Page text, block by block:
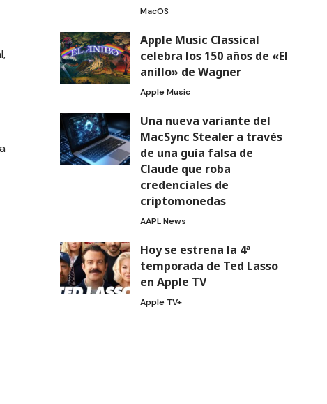
MacOS
Apple Music Classical
celebra los 150 años de «El
anillo» de Wagner
Apple Music
Una nueva variante del
MacSync Stealer a través
de una guía falsa de
Claude que roba
credenciales de
criptomonedas
AAPL News
Hoy se estrena la 4ª
temporada de Ted Lasso
en Apple TV
Apple TV+